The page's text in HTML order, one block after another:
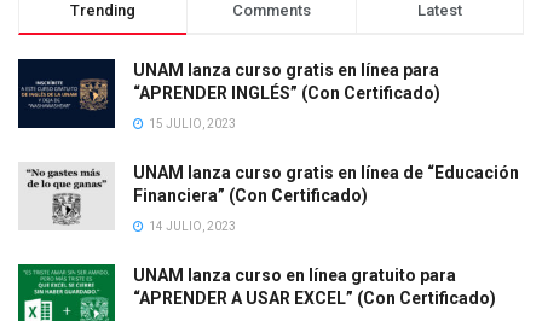
Trending Comments Latest
UNAM lanza curso gratis en línea para
“APRENDER INGLÉS” (Con Certificado)
15 JULIO, 2023
UNAM lanza curso gratis en línea de “Educación
Financiera” (Con Certificado)
14 JULIO, 2023
UNAM lanza curso en línea gratuito para
“APRENDER A USAR EXCEL” (Con Certificado)